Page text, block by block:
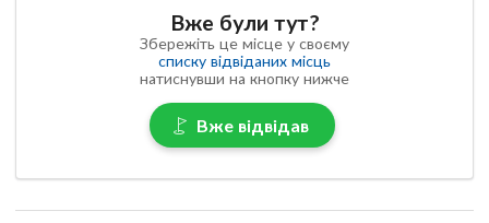
Вже були тут?
Збережіть це місце у своєму
списку відвіданих місць
натиснувши на кнопку нижче
Вже відвідав